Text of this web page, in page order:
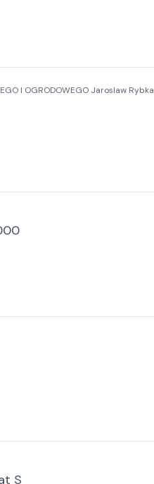
I OGRODOWEGO Jaroslaw Rybka
S